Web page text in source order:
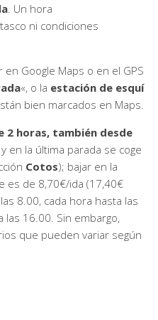
. Un hora
ni condiciones
Google Maps o en el GPS
«, o la estación de esquí
bien marcados en Maps.
2 horas, también desde
en la última parada se coge
Cotos); bajar en la
es de 8,70€/ida (17,40€
8.00, cada hora hasta las
las 16.00. Sin embargo,
que pueden variar según